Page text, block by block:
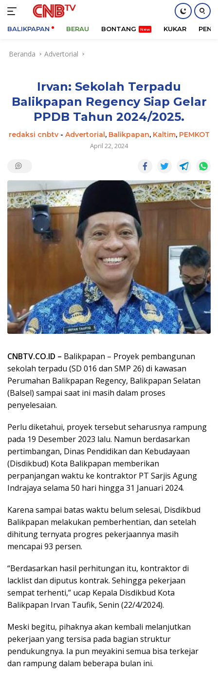
BALIKPAPAN BERAU BONTANG KUKAR
Beranda Advertorial
Irvan: Sekolah Terpadu
Balikpapan Regency Siap Gelar
PPDB Tahun 2024/2025.
redaksi cnbtv- Advertorial, Balikpapan, Kaltim, PEMKOT
April 22, 2024
CNBTV.CO.ID – Balikpapan – Proyek pembangunan
sekolah terpadu (SD 016 dan SMP 26) di kawasan
Perumahan Balikpapan Regency, Balikpapan Selatan
(Balsel) sampai saat ini masih dalam proses
penyelesaian.
Perlu diketahui, proyek tersebut seharusnya rampung
pada 19 Desember 2023 lalu. Namun berdasarkan
pertimbangan, Dinas Pendidikan dan Kebudayaan
(Disdikbud) Kota Balikpapan memberikan
perpanjangan waktu ke kontraktor PT Sarjis Agung
Indrajaya selama 50 hari hingga 31 Januari 2024.
Karena sampai batas waktu belum selesai, Disdikbud
Balikpapan melakukan pemberhentian, dan setelah
dihitung ternyata progres pekerjaannya masih
mencapai 93 persen.
“Berdasarkan hasil perhitungan itu, kontraktor di
lacklist dan diputus kontrak. Sehingga pekerjaan
sempat terhenti,” ucap Kepala Disdikbud Kota
Balikpapan Irvan Taufik, Senin (22/4/2024).
Meski begitu, pihaknya akan kembali melanjutkan
pekerjaan yang tersisa pada bagian struktur
pendukungnya. Ia pun meyakini semua bisa terkejar
dan rampung dalam beberapa bulan ini.